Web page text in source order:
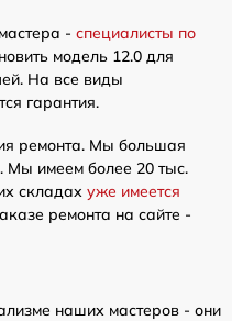
- специалисты по
модель 12.0 для
На все виды
гарантия.
ремонта. Мы большая
Мы имеем более 20 тыс.
складах уже имеется
ремонта на сайте -
наших мастеров - они